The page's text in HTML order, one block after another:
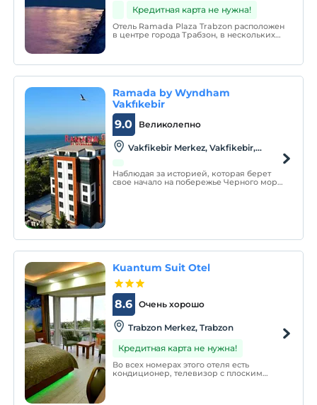
Кредитная карта не нужна!
Отель Ramada Plaza Trabzon расположен
в центре города Трабзон, в нескольких
Ramada by Wyndham
Vakfıkebir
Великолепно
9.0
Vakfikebir Merkez, Vakfikebir,
Наблюдая за историей, которая берет
свое начало на побережье Черного моря
Kuantum Suit Otel
Очень хорошо
8.6
Trabzon Merkez, Trabzon
Кредитная карта не нужна!
Во всех номерах этого отеля есть
кондиционер, телевизор с плоским